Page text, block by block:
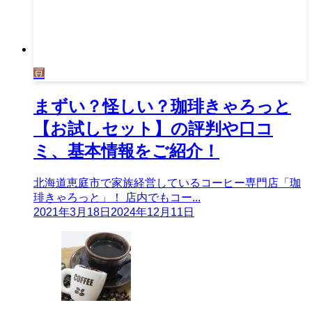
豆
まずい？怪しい？珈琲きゃろっと
【お試しセット】の評判や口コ
ミ、基本情報をご紹介！
北海道恵庭市で家族経営しているコーヒー専門店「珈
琲きゃろっと」！ 店内でもコー...
2021年3月18日 2024年12月11日